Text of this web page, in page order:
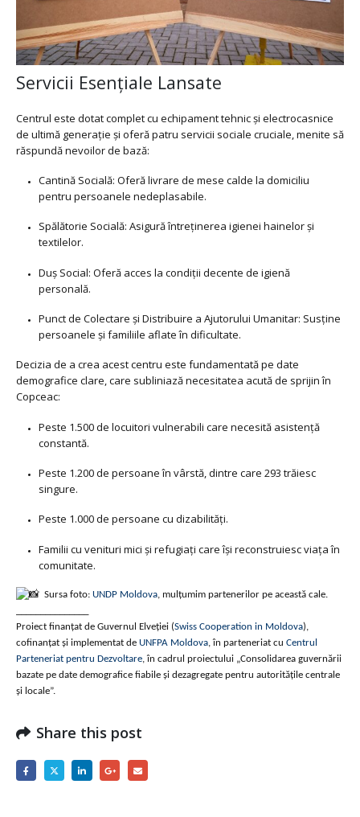
Servicii Esențiale Lansate
Centrul este dotat complet cu echipament tehnic și electrocasnice
de ultimă generație și oferă patru servicii sociale cruciale, menite să
răspundă nevoilor de bază:
Cantină Socială: Oferă livrare de mese calde la domiciliu
pentru persoanele nedeplasabile.
Spălătorie Socială: Asigură întreținerea igienei hainelor și
textilelor.
Duș Social: Oferă acces la condiții decente de igienă
personală.
Punct de Colectare și Distribuire a Ajutorului Umanitar: Susține
persoanele și familiile aflate în dificultate.
Decizia de a crea acest centru este fundamentată pe date
demografice clare, care subliniază necesitatea acută de sprijin în
Copceac:
Peste 1.500 de locuitori vulnerabili care necesită asistență
constantă.
Peste 1.200 de persoane în vârstă, dintre care 293 trăiesc
singure.
Peste 1.000 de persoane cu dizabilități.
Familii cu venituri mici și refugiați care își reconstruiesc viața în
comunitate.
Sursa foto: UNDP Moldova, mulțumim partenerilor pe această cale.
Proiect finanțat de Guvernul Elveției (Swiss Cooperation in Moldova),
cofinanțat și implementat de UNFPA Moldova, în parteneriat cu Centrul
Parteneriat pentru Dezvoltare, în cadrul proiectului „Consolidarea guvernării
bazate pe date demografice fiabile și dezagregate pentru autoritățile centrale
și locale”.
Share this post